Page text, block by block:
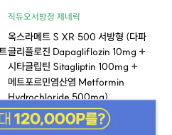
직듀오서방정 제네릭
옥스라메트 S XR 500 서방형 (다파
글리플로진 Dapagliflozin 10mg +
시타글립틴 Sitagliptin 100mg +
메트포르민염산염 Metformin
Hydrochloride 500mg)
#성인병#다이어트
50,000원 ~ 300,000원